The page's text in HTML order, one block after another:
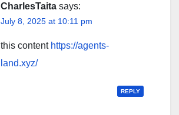
CharlesTaita says:
July 8, 2025 at 10:11 pm
this content https://agents-
land.xyz/
REPLY